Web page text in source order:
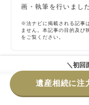
画・執筆を行いました
※法ナビに掲載される記事
ません。本記事の目的及び
をご覧ください。
＼初回
遺産相続に注